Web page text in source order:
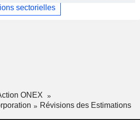
sectorielles
ONEX
Révisions des Estimations